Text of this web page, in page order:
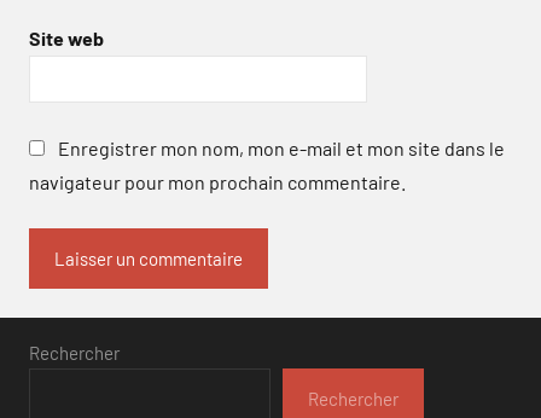
Site web
Enregistrer mon nom, mon e-mail et mon site dans le
navigateur pour mon prochain commentaire.
Rechercher
Rechercher